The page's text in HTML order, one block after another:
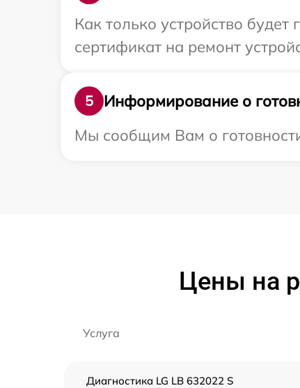
Как только устройство
сертификат на ремонт
5
Информирование о
Мы сообщим Вам о
Цены на
Услуга
Диагностика LG LB 632022 S